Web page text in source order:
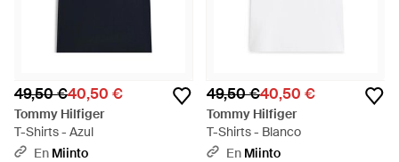
49,50 €40,50 €
Tommy Hilfiger
T-Shirts - Azul
En Miinto
49,50 €40,50 €
Tommy Hilfiger
T-Shirts - Blanco
En Miinto